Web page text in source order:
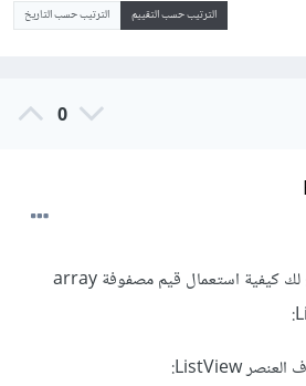
الترتيب حسب التقييم الترتيب حسب التاريخ
0
أقدم لك مثالا بسيطا يوضح لك كيفية استعمال قيم مصفوفة array